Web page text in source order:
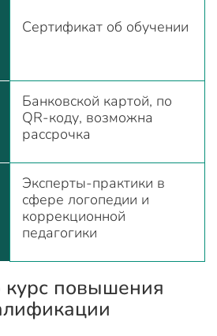
Сертификат об обучении
Банковской картой, по
QR-коду, возможна
рассрочка
Эксперты-практики в
сфере логопедии и
коррекционной
педагогики
курс повышения